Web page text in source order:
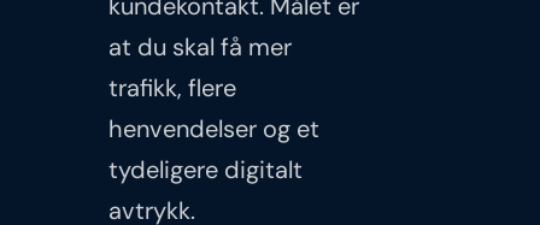
at du skal få mer
trafikk, flere
henvendelser og et
tydeligere digitalt
avtrykk.